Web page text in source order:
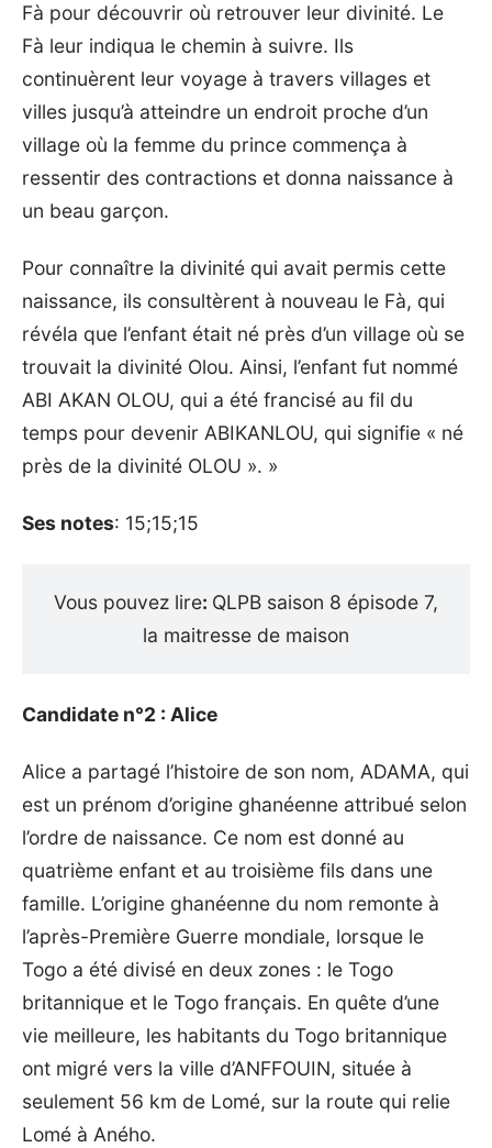
Fà pour découvrir où retrouver leur divinité. Le
Fà leur indiqua le chemin à suivre. Ils
continuèrent leur voyage à travers villages et
villes jusqu’à atteindre un endroit proche d’un
village où la femme du prince commença à
ressentir des contractions et donna naissance à
un beau garçon.
Pour connaître la divinité qui avait permis cette
naissance, ils consultèrent à nouveau le Fà, qui
révéla que l’enfant était né près d’un village où se
trouvait la divinité Olou. Ainsi, l’enfant fut nommé
ABI AKAN OLOU, qui a été francisé au fil du
temps pour devenir ABIKANLOU, qui signifie « né
près de la divinité OLOU ». »
Ses notes: 15;15;15
Vous pouvez lire: QLPB saison 8 épisode 7,
la maitresse de maison
Candidate n°2 : Alice
Alice a partagé l’histoire de son nom, ADAMA, qui
est un prénom d’origine ghanéenne attribué selon
l’ordre de naissance. Ce nom est donné au
quatrième enfant et au troisième fils dans une
famille. L’origine ghanéenne du nom remonte à
l’après-Première Guerre mondiale, lorsque le
Togo a été divisé en deux zones : le Togo
britannique et le Togo français. En quête d’une
vie meilleure, les habitants du Togo britannique
ont migré vers la ville d’ANFFOUIN, située à
seulement 56 km de Lomé, sur la route qui relie
Lomé à Aného.